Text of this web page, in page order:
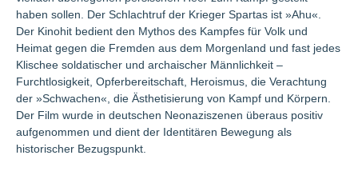
haben sollen. Der Schlachtruf der Krieger Spartas ist »Ahu«.
Der Kinohit bedient den Mythos des Kampfes für Volk und
Heimat gegen die Fremden aus dem Morgenland und fast jedes
Klischee soldatischer und archaischer Männlichkeit –
Furchtlosigkeit, Opferbereitschaft, Heroismus, die Verachtung
der »Schwachen«, die Ästhetisierung von Kampf und Körpern.
Der Film wurde in deutschen Neonaziszenen überaus positiv
aufgenommen und dient der Identitären Bewegung als
historischer Bezugspunkt.